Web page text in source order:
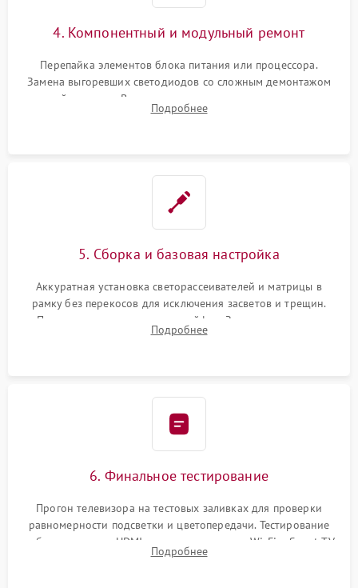
4. Компонентный и модульный ремонт
Перепайка элементов блока питания или процессора.
Замена выгоревших светодиодов со сложным демонтажом
хрупкой матрицы. Восстановление поврежденных дорожек,
прошивка микросхем памяти EEPROM
Подробнее
5. Сборка и базовая настройка
Аккуратная установка светорассеивателей и матрицы в
рамку без перекосов для исключения засветов и трещин.
Подключение внутренних шлейфов. Закрытие корпуса.
Сброс настроек и обновление программного обеспечения.
Подробнее
6. Финальное тестирование
Прогон телевизора на тестовых заливках для проверки
равномерности подсветки и цветопередачи. Тестирование
работы разъемов HDMI, динамиков, модуля Wi-Fi и Smart TV
в рабочем режиме в течение нескольких часов.
Подробнее